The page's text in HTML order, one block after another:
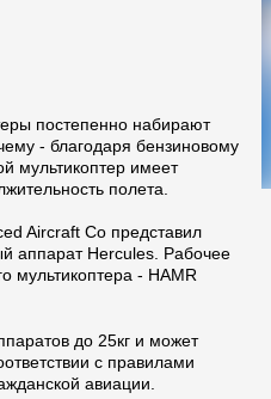
постепенно набирают
- благодаря бензиновому
мультикоптер имеет
полета.
Aircraft Co представил
аппарат Hercules. Рабочее
мультикоптера - HAMR
до 25кг и может
с правилами
авиации.